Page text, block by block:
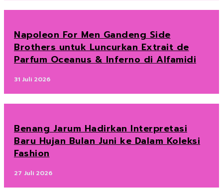
Napoleon For Men Gandeng Side
Brothers untuk Luncurkan Extrait de
Parfum Oceanus & Inferno di Alfamidi
31 Juli 2026
Benang Jarum Hadirkan Interpretasi
Baru Hujan Bulan Juni ke Dalam Koleksi
Fashion
27 Juli 2026